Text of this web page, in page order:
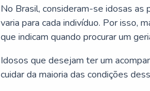
No Brasil, consideram-se idosas as
varia para cada indivíduo. Por isso,
que indicam quando procurar um
Idosos que desejam ter um
cuidar da maioria das condições